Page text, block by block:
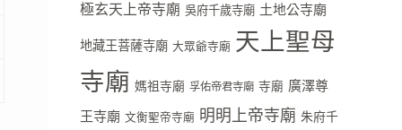
極玄天上帝寺廟 吳府千歲寺廟 土地公寺廟
地藏王菩薩寺廟 大眾爺寺廟 天上聖母
寺廟 媽祖寺廟 孚佑帝君寺廟 寺廟 廣澤尊
王寺廟 文衡聖帝寺廟 明明上帝寺廟 朱府千